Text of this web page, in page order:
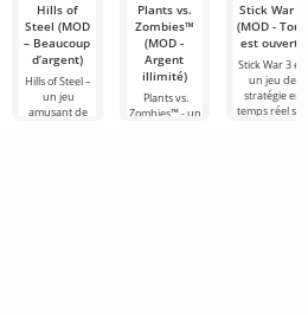
Hills of
Steel (MOD
– Beaucoup
d’argent)
Hills of Steel –
un jeu
amusant de
Plants vs.
Zombies™
(MOD -
Argent
illimité)
Plants vs.
Zombies™ - un
Stick War 3
(MOD - Tout
est ouvert)
Stick War 3 est
un jeu de
stratégie en
temps réel sur